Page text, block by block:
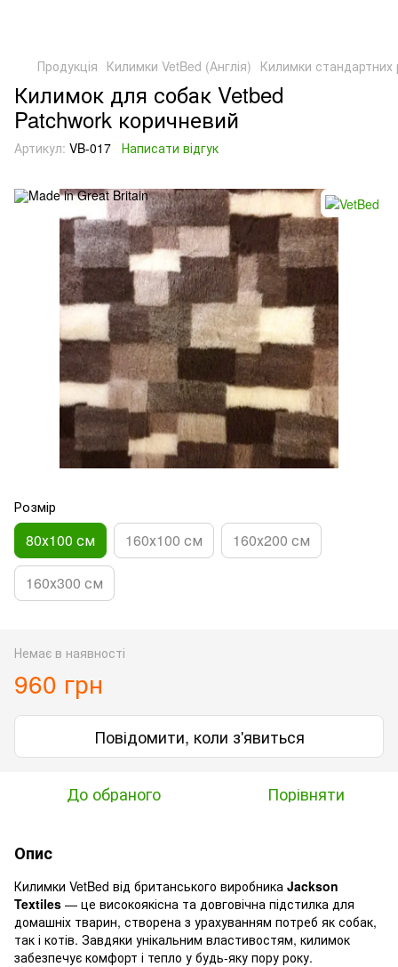
Продукція Килимки VetBed (Англія) Килимки стандартних
Килимок для собак Vetbed
Patchwork коричневий
Артикул: VB-017 Написати відгук
Розмір
80х100 см 160х100 см 160х200 см
160х300 см
Немає в наявності
960 грн
Повідомити, коли з'явиться
До обраного Порівняти
Опис
Килимки VetBed від британського виробника Jackson
Textiles — це високоякісна та довговічна підстилка для
домашніх тварин, створена з урахуванням потреб як собак,
так і котів. Завдяки унікальним властивостям, килимок
забезпечує комфорт і тепло у будь-яку пору року.